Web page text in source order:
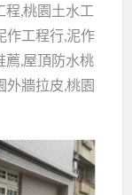
程,桃園土水工
作工程行,泥作
薦,屋頂防水桃
外牆拉皮,桃園